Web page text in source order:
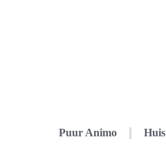
Puur Animo Huis